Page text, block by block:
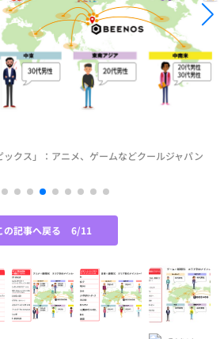
クス」：アニメ、ゲームなどクールジャパン
の記事へ戻る 6/11